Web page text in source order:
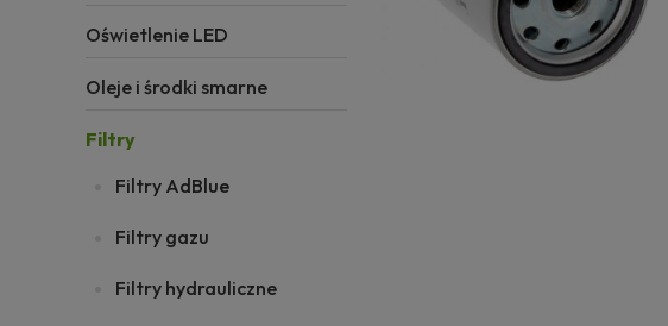
Oświetlenie LED
Oleje i środki smarne
Filtry
Filtry AdBlue
Filtry gazu
Filtry hydrauliczne